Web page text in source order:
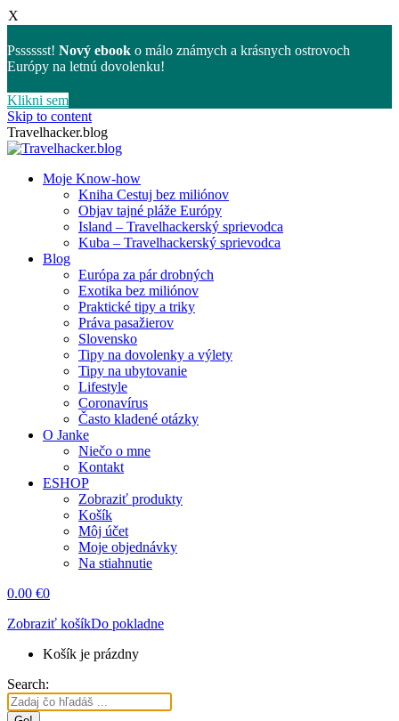
X
Psssssst! Nový ebook o málo známych a krásnych ostrovoch
Európy na letnú dovolenku!
Klikni sem
Skip to content
Travelhacker.blog
Moje Know-how
Kniha Cestuj bez miliónov
Objav tajné pláže Európy
Island – Travelhackerský sprievodca
Kuba – Travelhackerský sprievodca
Blog
Európa za pár drobných
Exotika bez miliónov
Praktické tipy a triky
Práva pasažierov
Slovensko
Tipy na dovolenky a výlety
Tipy na ubytovanie
Lifestyle
Coronavírus
Často kladené otázky
O Janke
Niečo o mne
Kontakt
ESHOP
Zobraziť produkty
Košík
Môj účet
Moje objednávky
Na stiahnutie
0.00 €0
Zobraziť košíkDo pokladne
Košík je prázdny
Search: